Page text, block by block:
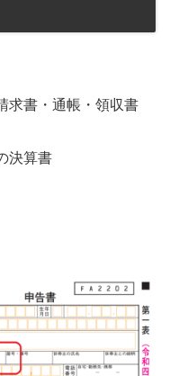
求書・通帳・領収書
決算書